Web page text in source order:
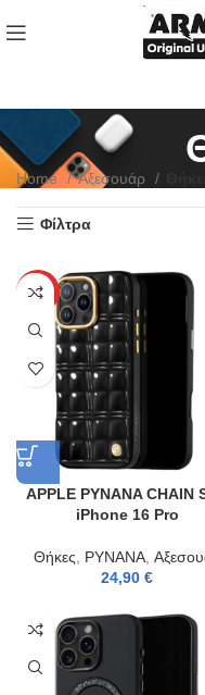
Home Αξεσουάρ
Φίλτρα
HOT
APPLE PYNANA CHAIN
iPhone 16 Pro
Θήκες PYNANA,
24,90 €